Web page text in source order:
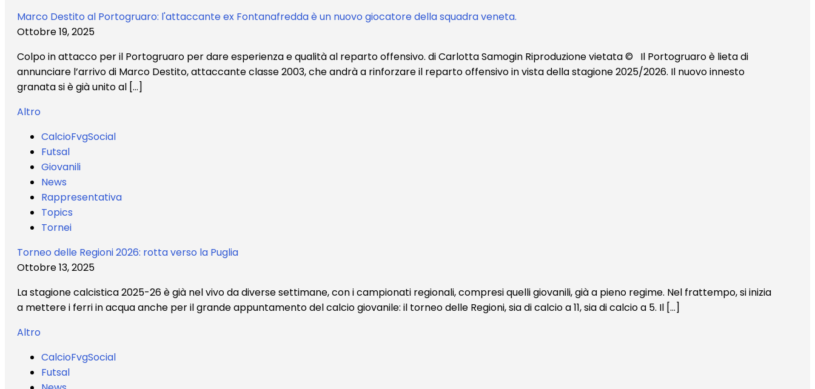
Marco Destito al Portogruaro: l'attaccante ex Fontanafredda è un nuovo giocatore della squadra veneta.
Ottobre 19, 2025
Colpo in attacco per il Portogruaro per dare esperienza e qualità al reparto offensivo. di Carlotta Samogin Riproduzione vietata © Il Portogruaro è lieta di
annunciare l’arrivo di Marco Destito, attaccante classe 2003, che andrà a rinforzare il reparto offensivo in vista della stagione 2025/2026. Il nuovo innesto
granata si è già unito al […]
Altro
CalcioFvgSocial
Futsal
Giovanili
News
Rappresentativa
Topics
Tornei
Torneo delle Regioni 2026: rotta verso la Puglia
Ottobre 13, 2025
La stagione calcistica 2025-26 è già nel vivo da diverse settimane, con i campionati regionali, compresi quelli giovanili, già a pieno regime. Nel frattempo, si inizia
a mettere i ferri in acqua anche per il grande appuntamento del calcio giovanile: il torneo delle Regioni, sia di calcio a 11, sia di calcio a 5. Il […]
Altro
CalcioFvgSocial
Futsal